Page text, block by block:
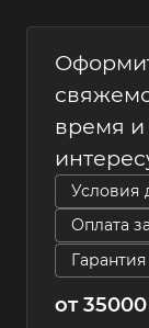
время и
Условия
Оплата
от